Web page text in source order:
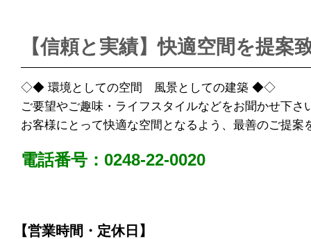
【信頼と実績】快適空間を提案
◇◆ 環境としての空間 風景としての建築 ◆◇
ご要望やご趣味・ライフスタイルなどをお聞かせ下さ
お客様にとって快適な空間となるよう、最善のご提案
電話番号：0248-22-0020
【営業時間・定休日】